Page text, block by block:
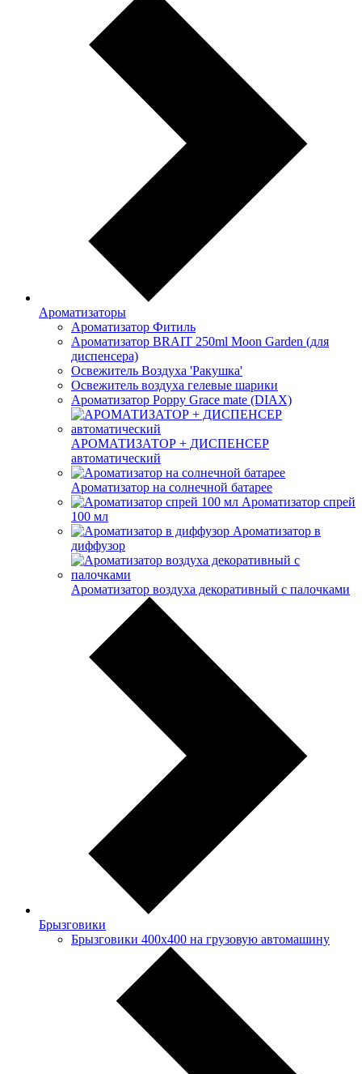
Ароматизаторы
Ароматизатор Фитиль
Ароматизатор BRAIT 250ml Moon Garden (для
диспенсера)
Освежитель Воздуха 'Ракушка'
Освежитель воздуха гелевые шарики
Ароматизатор Poppy Grace mate (DIAX)
АРОМАТИЗАТОР + ДИСПЕНСЕР
автоматический
Ароматизатор на солнечной батарее
Ароматизатор спрей
100 мл
Ароматизатор в
диффузор
Ароматизатор воздуха декоративный с палочками
Брызговики
Брызговики 400х400 на грузовую автомашину